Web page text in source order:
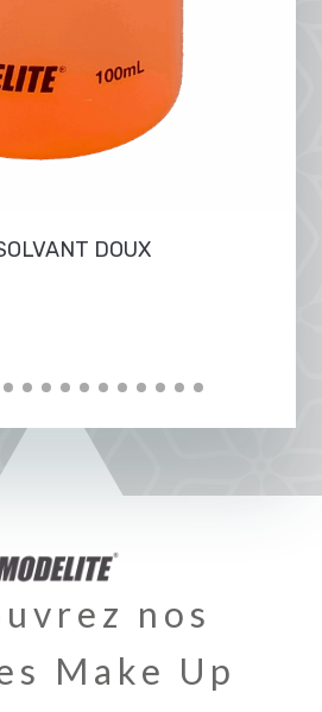
DOUX
nos
Make Up